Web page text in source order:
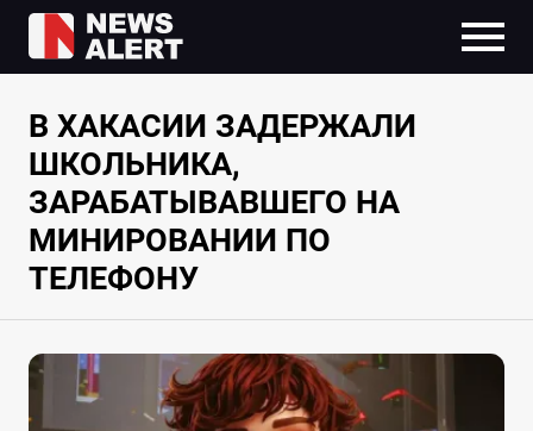
В ХАКАСИИ ЗАДЕРЖАЛИ
ШКОЛЬНИКА,
ЗАРАБАТЫВАВШЕГО НА
МИНИРОВАНИИ ПО
ТЕЛЕФОНУ